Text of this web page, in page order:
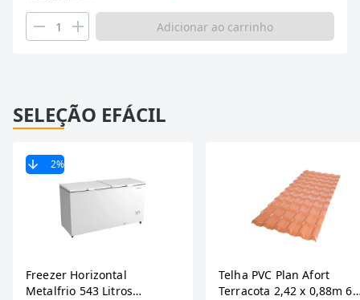
Adicionar ao carrinho
SELEÇÃO EFÁCIL
2%
Freezer Horizontal
Metalfrio 543 Litros
Telha PVC Plan Afort
Terracota 2,42 x 0,88m 6